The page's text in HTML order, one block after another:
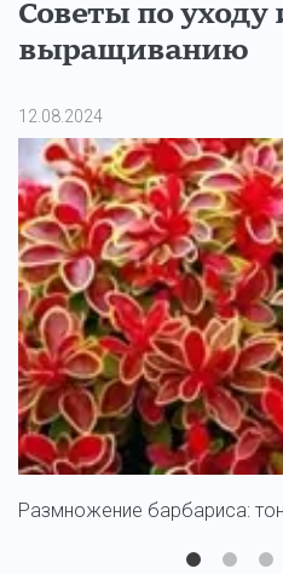
Советы по уходу
выращиванию
12.08.2024
Размножение барбариса: